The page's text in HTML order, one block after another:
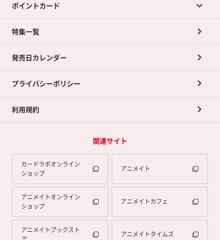
店舗買取について
ネット買取について
買取承諾書について
ポイントカード
ポイントカードTOP
ポイント交換景品
特集一覧
発売日カレンダー
プライバシーポリシー
利用規約
関連サイト
カードラボオンライン
ショップ
アニメイト
アニメイトオンライン
ショップ
アニメイトカフェ
アニメイトブックスト
アニメイトタイムズ